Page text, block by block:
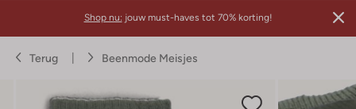
Shop nu: jouw must-haves tot 70% korting!
Terug Beenmode Meisjes